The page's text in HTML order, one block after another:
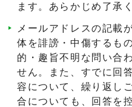
ます。あらかじめ了承
メールアドレスの記載
体を誹謗・中傷するも
的・趣旨不明な問い合
せん。また、すでに回
容について、繰り返し
合についても、回答を